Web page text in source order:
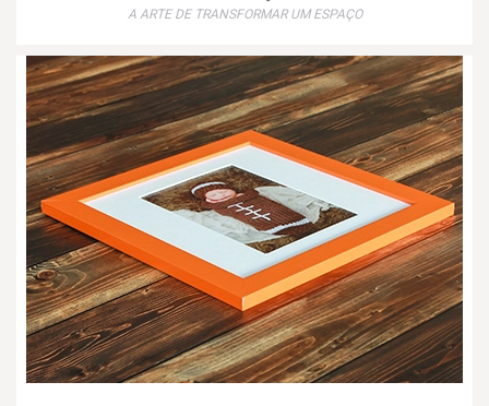
A ARTE DE TRANSFORMAR UM ESPAÇO